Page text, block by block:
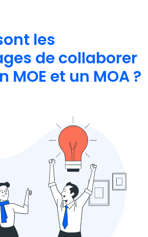
les
de collaborer
MOE et un MOA ?